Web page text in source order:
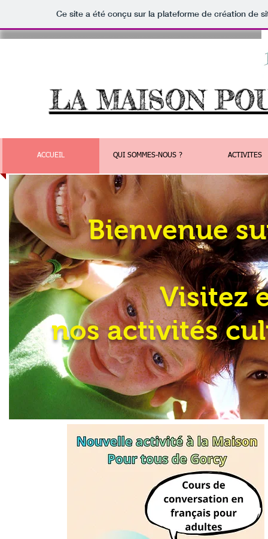
Ce site a été conçu sur la plateforme de création de
LA MAISON
ACCUEIL QUI SOMMES-NOUS ? ACTIVITES
Bienvenue
Visitez
nos activités